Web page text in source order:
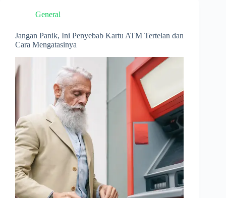
Uang
General
Jangan Panik, Ini Penyebab Kartu ATM Tertelan dan
Cara Mengatasinya